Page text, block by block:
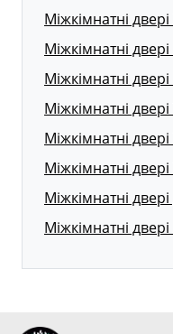
Міжкімнатні двері
Міжкімнатні
Міжкімнатні
Міжкімнатні
Міжкімнатні
Міжкімнатні
Міжкімнатні
Міжкімнатні